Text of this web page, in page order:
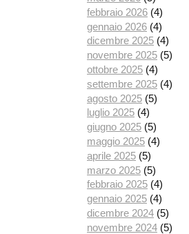
febbraio 2026 (4)
gennaio 2026 (4)
dicembre 2025 (4)
novembre 2025 (5)
ottobre 2025 (4)
settembre 2025 (4)
agosto 2025 (5)
luglio 2025 (4)
giugno 2025 (5)
maggio 2025 (4)
aprile 2025 (5)
marzo 2025 (5)
febbraio 2025 (4)
gennaio 2025 (4)
dicembre 2024 (5)
novembre 2024 (5)